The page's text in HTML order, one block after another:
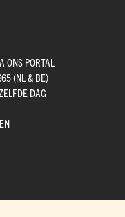
ONS PORTAL
(NL & BE)
DAG